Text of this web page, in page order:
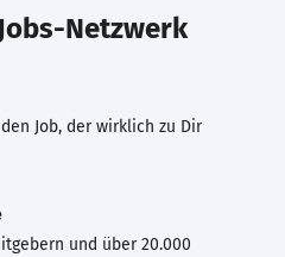
Netzwerk
Job, der wirklich zu Dir
und über 20.000